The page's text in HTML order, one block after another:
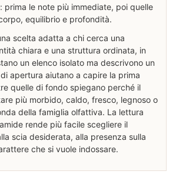
prima le note più immediate, poi quelle
equilibrio e profondità.
scelta adatta a chi cerca una
chiara e una struttura ordinata, in
un elenco isolato ma descrivono un
apertura aiutano a capire la prima
quelle di fondo spiegano perché il
più morbido, caldo, fresco, legnoso o
della famiglia olfattiva. La lettura
rende più facile scegliere il
scia desiderata, alla presenza sulla
che si vuole indossare.